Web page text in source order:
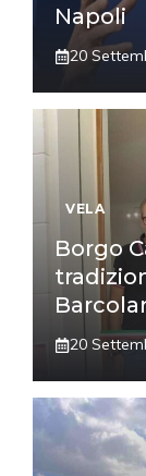
Napoli
20
VELA
Borgo
20